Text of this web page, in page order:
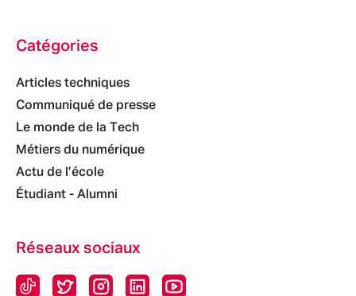
Catégories
Articles techniques
Communiqué de presse
Le monde de la Tech
Métiers du numérique
Actu de l’école
Étudiant - Alumni
Réseaux sociaux